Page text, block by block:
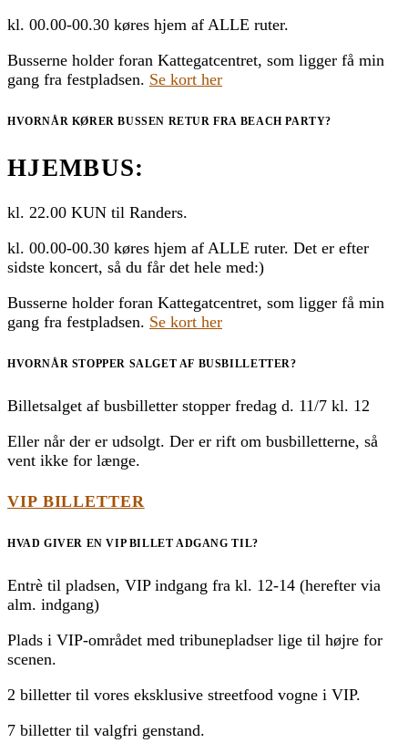
kl. 00.00-00.30 køres hjem af ALLE ruter.
Busserne holder foran Kattegatcentret, som ligger få min
gang fra festpladsen. Se kort her
HVORNÅR KØRER BUSSEN RETUR FRA BEACH PARTY?
HJEMBUS:
kl. 22.00 KUN til Randers.
kl. 00.00-00.30 køres hjem af ALLE ruter. Det er efter
sidste koncert, så du får det hele med:)
Busserne holder foran Kattegatcentret, som ligger få min
gang fra festpladsen. Se kort her
HVORNÅR STOPPER SALGET AF BUSBILLETTER?
Billetsalget af busbilletter stopper fredag d. 11/7 kl. 12
Eller når der er udsolgt. Der er rift om busbilletterne, så
vent ikke for længe.
VIP BILLETTER
HVAD GIVER EN VIP BILLET ADGANG TIL?
Entrè til pladsen, VIP indgang fra kl. 12-14 (herefter via
alm. indgang)
Plads i VIP-området med tribunepladser lige til højre for
scenen.
2 billetter til vores eksklusive streetfood vogne i VIP.
7 billetter til valgfri genstand.